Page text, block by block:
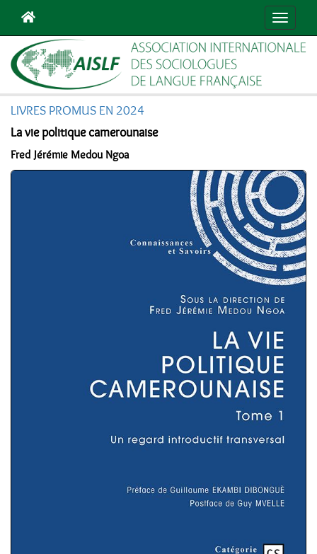
LIVRES PROMUS EN 2024
La vie politique camerounaise
Fred Jérémie Medou Ngoa